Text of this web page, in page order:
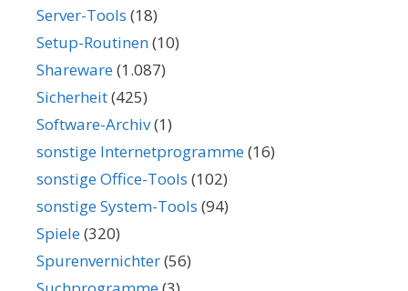
Server-Tools (18)
Setup-Routinen(10)
Shareware(1.087)
Sicherheit(425)
Software-Archiv(1)
sonstige Internetprogramme(16)
sonstige Office-Tools (102)
sonstige System-Tools (94)
Spiele(320)
Spurenvernichter(56)